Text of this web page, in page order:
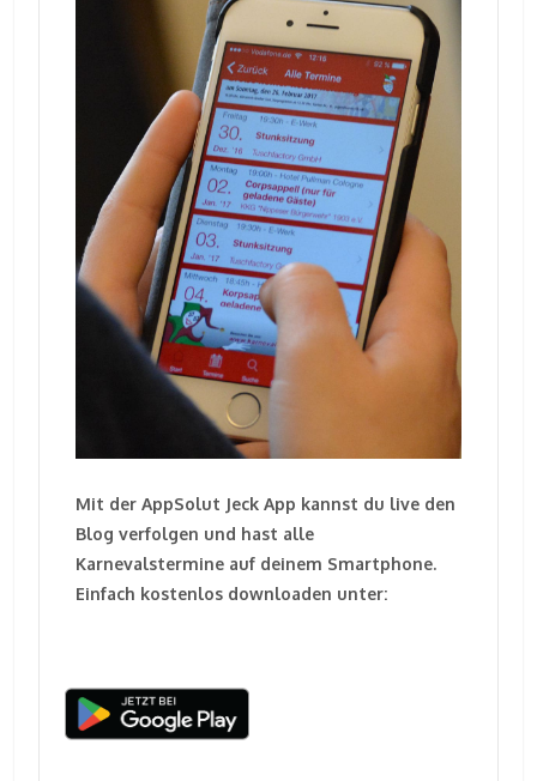
Mit der AppSolut Jeck App kannst du live den
Blog verfolgen und hast alle
Karnevalstermine auf deinem Smartphone.
Einfach kostenlos downloaden unter: